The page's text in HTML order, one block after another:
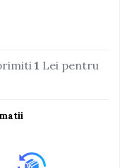
1 Lei pentru